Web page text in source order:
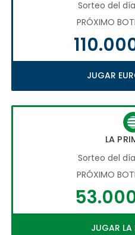
Sorteo del
PRÓXIMO
JUGAR
LA
Sorteo del
PRÓXIMO
JUGAR LA